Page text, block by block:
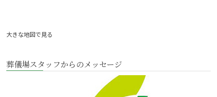
大きな地図で見る
葬儀場スタッフからのメッセージ